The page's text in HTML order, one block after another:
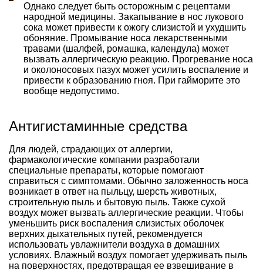
Однако следует быть осторожным с рецептами
народной медицины. Закапывание в нос лукового
сока может привести к ожогу слизистой и ухудшить
обоняние. Промывание носа лекарственными
травами (шалфей, ромашка, календула) может
вызвать аллергическую реакцию. Прогревание носа
и околоносовых пазух может усилить воспаление и
привести к образованию гноя. При гайморите это
вообще недопустимо.
Антигистаминные средства
Для людей, страдающих от аллергии,
фармакологические компании разработали
специальные препараты, которые помогают
справиться с симптомами. Обычно заложенность носа
возникает в ответ на пыльцу, шерсть животных,
строительную пыль и бытовую пыль. Также сухой
воздух может вызвать аллергические реакции. Чтобы
уменьшить риск воспаления слизистых оболочек
верхних дыхательных путей, рекомендуется
использовать увлажнители воздуха в домашних
условиях. Влажный воздух помогает удерживать пыль
на поверхностях, предотвращая ее взвешивание в